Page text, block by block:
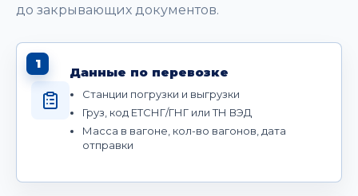
до закрывающих документов.
1
Данные по перевозке
Станции погрузки и выгрузки
Груз, код ЕТСНГ/ГНГ или ТН ВЭД
Масса в вагоне, кол-во вагонов, дата
отправки